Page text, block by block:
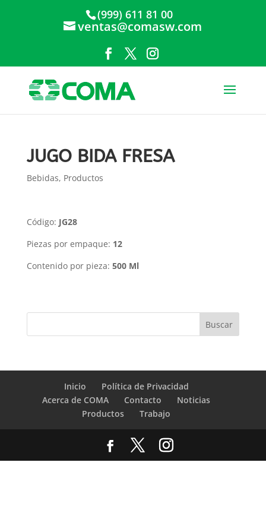
(999) 611 81 00
ventas@comasw.com
JUGO BIDA FRESA
Bebidas, Productos
Código: JG28
Piezas por empaque: 12
Contenido por pieza: 500 Ml
Inicio
Política de Privacidad
Acerca de COMA
Contacto
Noticias
Productos
Trabajo